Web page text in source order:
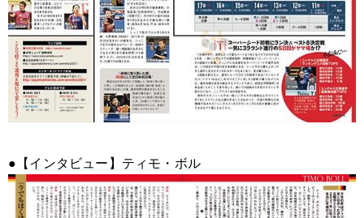
●【インタビュー】ティモ・ボル